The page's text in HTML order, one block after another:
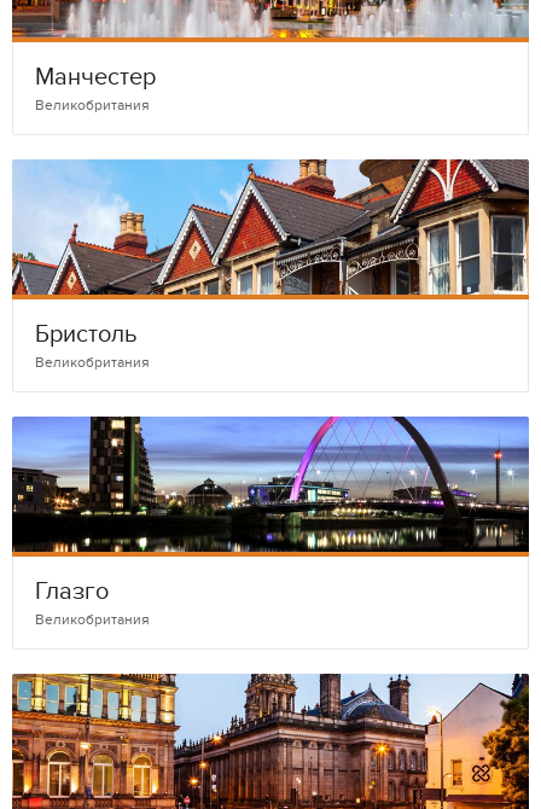
Манчестер
Великобритания
Бристоль
Великобритания
Глазго
Великобритания